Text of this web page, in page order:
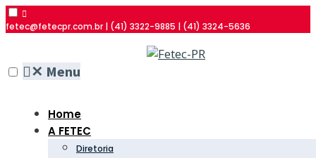
fetec@fetecpr.com.br | (41) 3322-9885 | (41) 3324-5636
✕ Menu
Home
A FETEC
Diretoria